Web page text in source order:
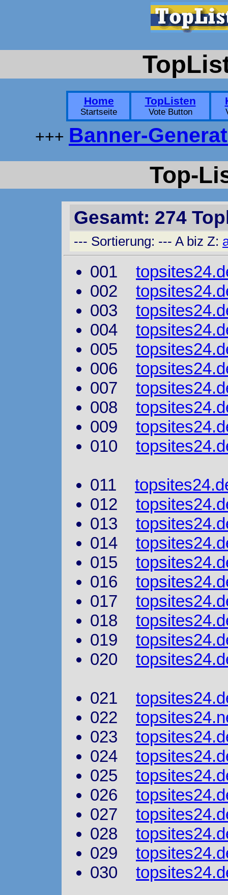
Home
Startseite
TopListen
Vote Button
+++ Banner-
Top-
Gesamt: 274
--- Sortierung: --- A biz Z:
001
002
003
004
005
006
007
008
009
010
011
012
013
014
015
016
017
018
019
020
021
022
023
024
025
026
027
028
029
030